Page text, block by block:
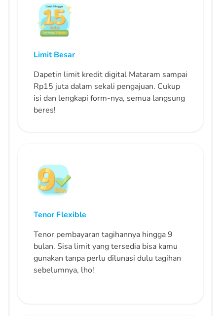
Limit Besar
Dapetin limit kredit digital Mataram sampai
Rp15 juta dalam sekali pengajuan. Cukup
isi dan lengkapi form-nya, semua langsung
beres!
Tenor Flexible
Tenor pembayaran tagihannya hingga 9
bulan. Sisa limit yang tersedia bisa kamu
gunakan tanpa perlu dilunasi dulu tagihan
sebelumnya, lho!